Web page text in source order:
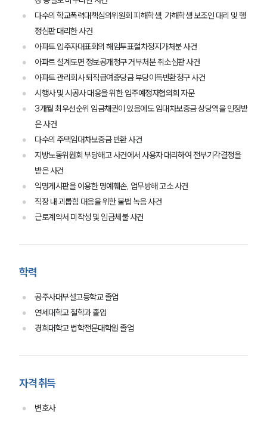
부동산전문변호사
소식/자료
공지사항
법률 블로그
법률서식
세미나
대륜법률상담예약
다수의 학교폭력대책심의위원회 피해학생, 가해학생 보조인 대리 및 행
정심판 대리한 사건
아파트 입주자대표회의 해임투표절차정지가처분 사건
아파트 설계도면 정보공개청구 거부처분 취소심판 사건
아파트 관리회사 퇴직급여충당금 부당이득반환청구 사건
시행사 및 시공사 대응을 위한 입주예정자협의회 자문
3개월 최우선순위 임금채권이 있음에도 임대차보증금 상당액을 인정받
은 사건
다수의 주택임대차보증금 반환 사건
지방노동위원회 부당해고 사건에서 사용자 대리하여 전부기각결정을
받은 사건
익명게시판을 이용한 명예훼손, 업무방해 고소 사건
직장 내 괴롭힘 대응을 위한 불법 녹음 사건
근로계약서 미작성 및 임금체불 사건
학력
공주사대부설고등학교 졸업
연세대학교 철학과 졸업
경희대학교 법학전문대학원 졸업
자격 취득
변호사